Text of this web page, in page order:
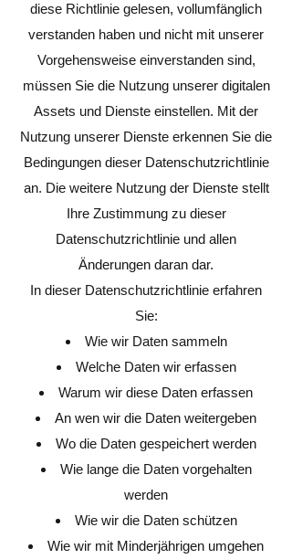
diese Richtlinie gelesen, vollumfänglich
verstanden haben und nicht mit unserer
Vorgehensweise einverstanden sind,
müssen Sie die Nutzung unserer digitalen
Assets und Dienste einstellen. Mit der
Nutzung unserer Dienste erkennen Sie die
Bedingungen dieser Datenschutzrichtlinie
an. Die weitere Nutzung der Dienste stellt
Ihre Zustimmung zu dieser
Datenschutzrichtlinie und allen
Änderungen daran dar.
In dieser Datenschutzrichtlinie erfahren
Sie:
Wie wir Daten sammeln
Welche Daten wir erfassen
Warum wir diese Daten erfassen
An wen wir die Daten weitergeben
Wo die Daten gespeichert werden
Wie lange die Daten vorgehalten
werden
Wie wir die Daten schützen
Wie wir mit Minderjährigen umgehen